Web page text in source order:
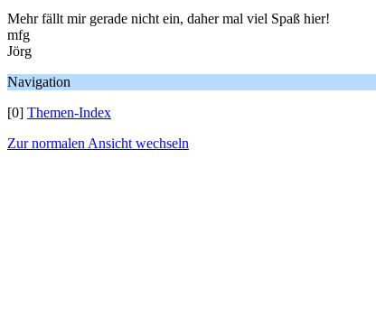
Mehr fällt mir gerade nicht ein, daher mal viel Spaß hier!
mfg
Jörg
Navigation
[0] Themen-Index
Zur normalen Ansicht wechseln